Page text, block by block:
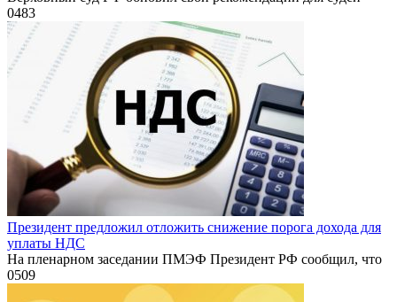
0483
Президент предложил отложить снижение порога дохода для
уплаты НДС
На пленарном заседании ПМЭФ Президент РФ сообщил, что
0509